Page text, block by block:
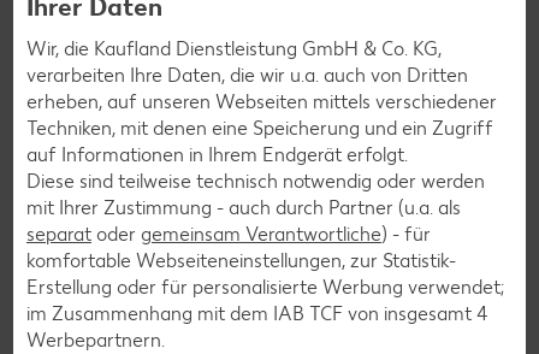
Ihrer Daten
Wir, die Kaufland Dienstleistung GmbH & Co. KG,
verarbeiten Ihre Daten, die wir u.a. auch von Dritten
erheben, auf unseren Webseiten mittels verschiedener
Techniken, mit denen eine Speicherung und ein Zugriff
auf Informationen in Ihrem Endgerät erfolgt.
Diese sind teilweise technisch notwendig oder werden
mit Ihrer Zustimmung - auch durch Partner (u.a. als
separat oder gemeinsam Verantwortliche) - für
komfortable Webseiteneinstellungen, zur Statistik-
Erstellung oder für personalisierte Werbung verwendet;
im Zusammenhang mit dem IAB TCF von insgesamt 4
Werbepartnern.